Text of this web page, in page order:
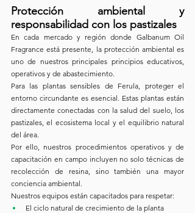
Protección ambiental y
responsabilidad con los pastizales
En cada mercado y región donde Galbanum Oil
Fragrance está presente, la protección ambiental es
uno de nuestros principales principios educativos,
operativos y de abastecimiento.
Para las plantas sensibles de Ferula, proteger el
entorno circundante es esencial. Estas plantas están
directamente conectadas con la salud del suelo, los
pastizales, el ecosistema local y el equilibrio natural
del área.
Por ello, nuestros procedimientos operativos y de
capacitación en campo incluyen no solo técnicas de
recolección de resina, sino también una mayor
conciencia ambiental.
Nuestros equipos están capacitados para respetar:
El ciclo natural de crecimiento de la planta